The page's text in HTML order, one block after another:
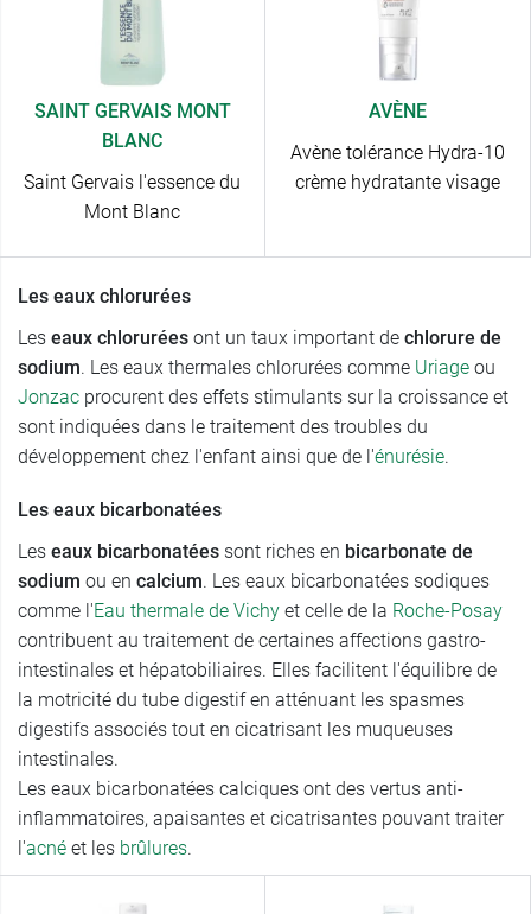
SAINT GERVAIS MONT
BLANC
Saint Gervais l'essence du
Mont Blanc
AVÈNE
Avène tolérance Hydra-10
crème hydratante visage
Les eaux chlorurées
Les eaux chlorurées ont un taux important de chlorure de
sodium. Les eaux thermales chlorurées comme Uriage ou
Jonzac procurent des effets stimulants sur la croissance et
sont indiquées dans le traitement des troubles du
développement chez l'enfant ainsi que de l'énurésie.
Les eaux bicarbonatées
Les eaux bicarbonatées sont riches en bicarbonate de
sodium ou en calcium. Les eaux bicarbonatées sodiques
comme l'Eau thermale de Vichy et celle de la Roche-Posay
contribuent au traitement de certaines affections gastro-
intestinales et hépatobiliaires. Elles facilitent l'équilibre de
la motricité du tube digestif en atténuant les spasmes
digestifs associés tout en cicatrisant les muqueuses
intestinales.
Les eaux bicarbonatées calciques ont des vertus anti-
inflammatoires, apaisantes et cicatrisantes pouvant traiter
l'acné et les brûlures.